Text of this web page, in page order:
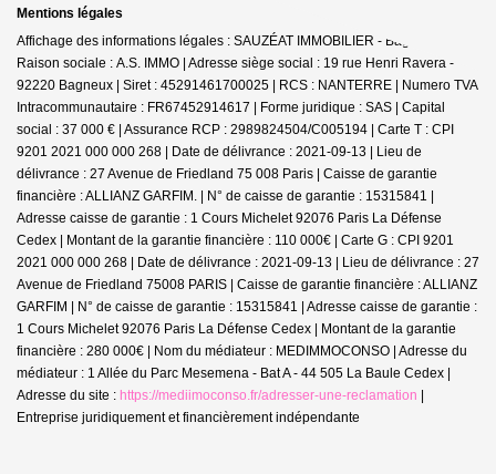
Mentions légales
Affichage des informations légales : SAUZÉAT IMMOBILIER - Bagneux |
Raison sociale : A.S. IMMO | Adresse siège social : 19 rue Henri Ravera -
92220 Bagneux | Siret : 45291461700025 | RCS : NANTERRE | Numero TVA
Intracommunautaire : FR67452914617 | Forme juridique : SAS | Capital
social : 37 000 € | Assurance RCP : 2989824504/C005194 | Carte T : CPI
9201 2021 000 000 268 | Date de délivrance : 2021-09-13 | Lieu de
délivrance : 27 Avenue de Friedland 75 008 Paris | Caisse de garantie
financière : ALLIANZ GARFIM. | N° de caisse de garantie : 15315841 |
Adresse caisse de garantie : 1 Cours Michelet 92076 Paris La Défense
Cedex | Montant de la garantie financière : 110 000€ | Carte G : CPI 9201
2021 000 000 268 | Date de délivrance : 2021-09-13 | Lieu de délivrance : 27
Avenue de Friedland 75008 PARIS | Caisse de garantie financière : ALLIANZ
GARFIM | N° de caisse de garantie : 15315841 | Adresse caisse de garantie :
1 Cours Michelet 92076 Paris La Défense Cedex | Montant de la garantie
financière : 280 000€ | Nom du médiateur : MEDIMMOCONSO | Adresse du
médiateur : 1 Allée du Parc Mesemena - Bat A - 44 505 La Baule Cedex |
Adresse du site : https://mediimoconso.fr/adresser-une-reclamation |
Entreprise juridiquement et financièrement indépendante